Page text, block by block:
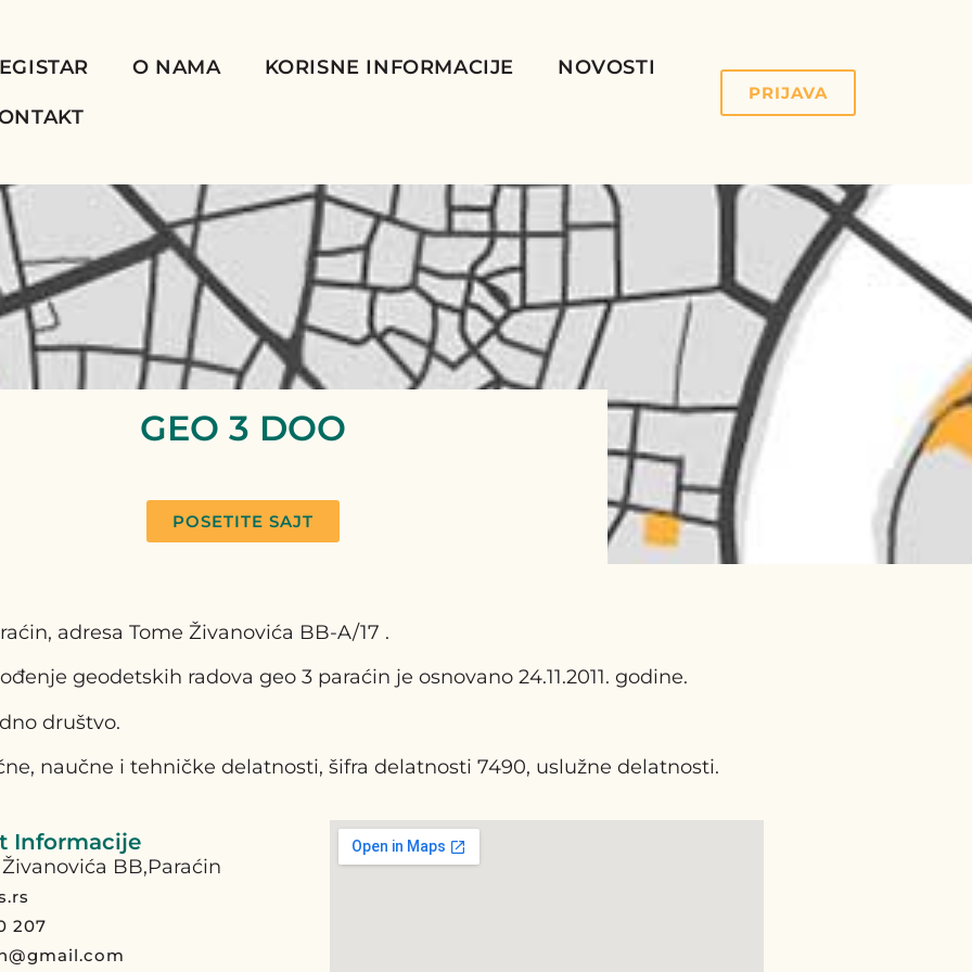
O NAMA KORISNE INFORMACIJE NOVOSTI
PRIJAVA
GEO 3 DOO
POSETITE SAJT
adresa Tome Živanovića BB-A/17 .
geodetskih radova geo 3 paraćin je osnovano 24.11.2011. godine.
društvo.
naučne i tehničke delatnosti, šifra delatnosti 7490, uslužne delatnosti.
Informacije
BB,Paraćin
207